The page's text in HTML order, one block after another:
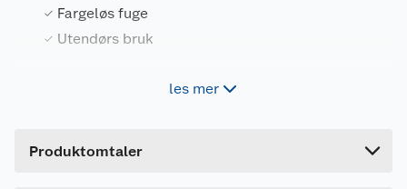
Fargeløs fuge
Utendørs bruk
Cascol outdoor trelim er et meget sterkt og
for eksempel i badstu. Limet gir en hard og
les mer
Produktomtaler
Leverandørens artikkelnummer
Størrelse